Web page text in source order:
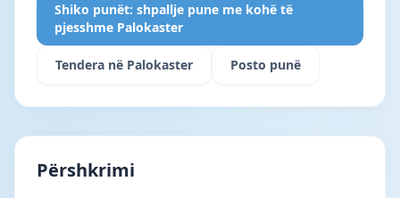
Shiko punët: shpallje pune me kohë të
pjesshme Palokaster
Tendera në Palokaster Posto punë
Përshkrimi